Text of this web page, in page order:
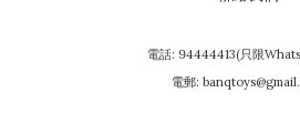
電話: 94444413(只限
電郵: